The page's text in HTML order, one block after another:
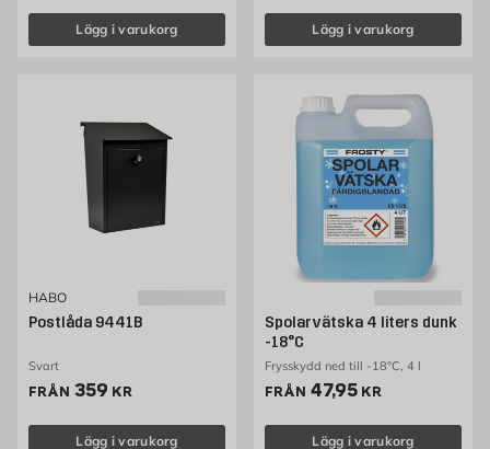
Lägg i varukorg Lägg i varukorg
HABO
Postlåda 9441B
Svart
FRÅN Pris 359 kr
359 KR
Lägg i varukorg
Spolarvätska 4 liters dunk
-18°C
Frysskydd ned till -18°C, 4 l
FRÅN Pris 47.95 kr
47,95 KR
Lägg i varukorg